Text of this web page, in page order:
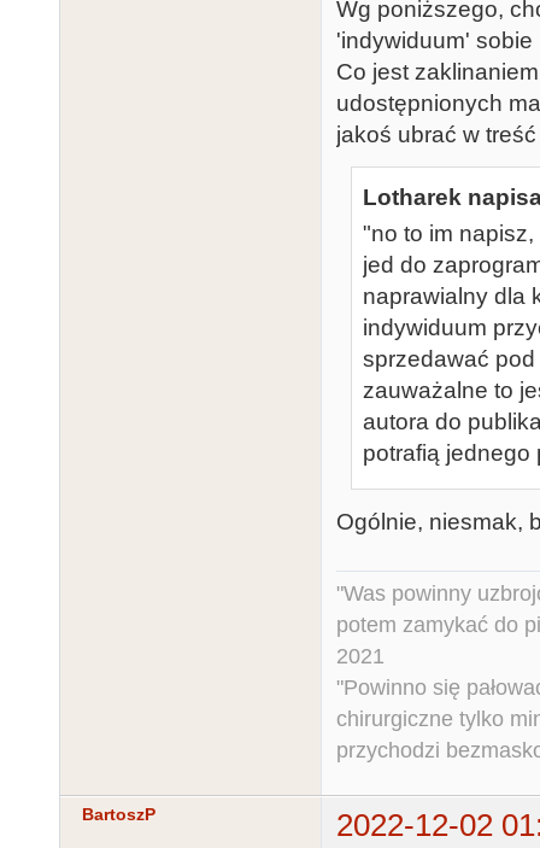
Wg poniższego,
'indywiduum' sobie
Co jest
udostępnionych
jakoś ubrać w
Lotharek
"no to im
jed do
naprawialny dla
indywiduum
sprzedawać pod
zauważalne to
autora do
potrafią
Ogólnie, niesmak,
"Was powinny
potem zamykać do
2021
"Powinno się
chirurgiczne tylko
przychodzi
BartoszP
2022-12-02